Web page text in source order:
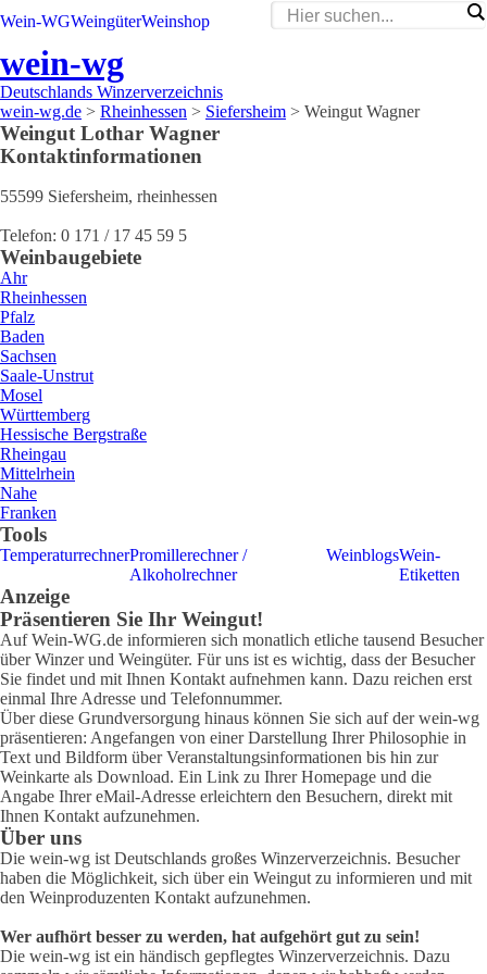
Wein-WGWeingüterWeinshop
wein-wg
Deutschlands Winzerverzeichnis
wein-wg.de > Rheinhessen > Siefersheim > Weingut Wagner
Weingut Lothar Wagner
Kontaktinformationen
55599 Siefersheim, rheinhessen
Telefon: 0 171 / 17 45 59 5
Weinbaugebiete
Ahr
Rheinhessen
Pfalz
Baden
Sachsen
Saale-Unstrut
Mosel
Württemberg
Hessische Bergstraße
Rheingau
Mittelrhein
Nahe
Franken
Tools
TemperaturrechnerPromillerechner /
Alkoholrechner
WeinblogsWein-
Etiketten
Anzeige
Präsentieren Sie Ihr Weingut!
Auf Wein-WG.de informieren sich monatlich etliche tausend Besucher
über Winzer und Weingüter. Für uns ist es wichtig, dass der Besucher
Sie findet und mit Ihnen Kontakt aufnehmen kann. Dazu reichen erst
einmal Ihre Adresse und Telefonnummer.
Über diese Grundversorgung hinaus können Sie sich auf der wein-wg
präsentieren: Angefangen von einer Darstellung Ihrer Philosophie in
Text und Bildform über Veranstaltungsinformationen bis hin zur
Weinkarte als Download. Ein Link zu Ihrer Homepage und die
Angabe Ihrer eMail-Adresse erleichtern den Besuchern, direkt mit
Ihnen Kontakt aufzunehmen.
Über uns
Die wein-wg ist Deutschlands großes Winzerverzeichnis. Besucher
haben die Möglichkeit, sich über ein Weingut zu informieren und mit
den Weinproduzenten Kontakt aufzunehmen.
Wer aufhört besser zu werden, hat aufgehört gut zu sein!
Die wein-wg ist ein händisch gepflegtes Winzerverzeichnis. Dazu